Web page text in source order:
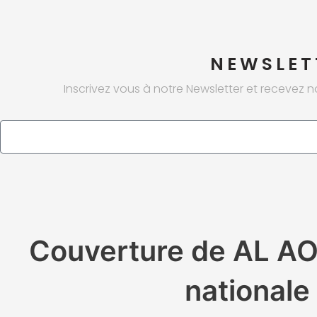
Inscrivez vous à notre Newsletter et recevez
Couverture de AL